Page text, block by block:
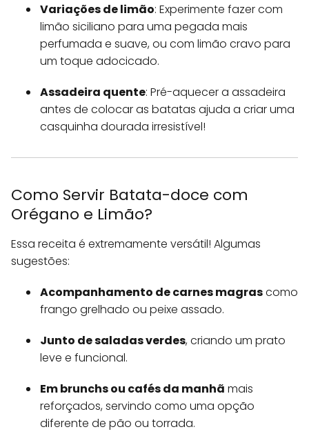
Variações de limão: Experimente fazer com
limão siciliano para uma pegada mais
perfumada e suave, ou com limão cravo para
um toque adocicado.
Assadeira quente: Pré-aquecer a assadeira
antes de colocar as batatas ajuda a criar uma
casquinha dourada irresistível!
Como Servir Batata-doce com
Orégano e Limão?
Essa receita é extremamente versátil! Algumas
sugestões:
Acompanhamento de carnes magrascomo
frango grelhado ou peixe assado.
Junto de saladas verdes, criando um prato
leve e funcional.
Em brunchs ou cafés da manhã mais
reforçados, servindo como uma opção
diferente de pão ou torrada.